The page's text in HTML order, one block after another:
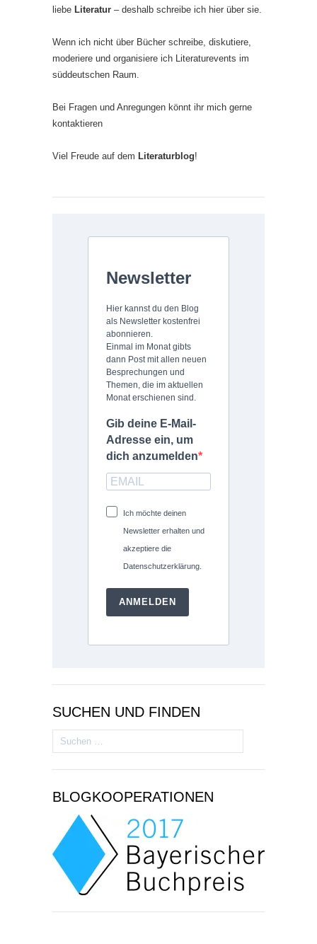
liebe Literatur – deshalb schreibe ich hier über sie.
Wenn ich nicht über Bücher schreibe, diskutiere,
moderiere und organisiere ich Literaturevents im
süddeutschen Raum.
Bei Fragen und Anregungen könnt ihr mich gerne
kontaktieren
Viel Freude auf dem Literaturblog!
Newsletter
Hier kannst du den Blog
als Newsletter kostenfrei
abonnieren.
Einmal im Monat gibts
dann Post mit allen neuen
Besprechungen und
Themen, die im aktuellen
Monat erschienen sind.
Gib deine E-Mail-
Adresse ein, um
dich anzumelden
Ich möchte deinen
Newsletter erhalten und
akzeptiere die
Datenschutzerklärung.
ANMELDEN
SUCHEN UND FINDEN
Suchen
nach:
BLOGKOOPERATIONEN